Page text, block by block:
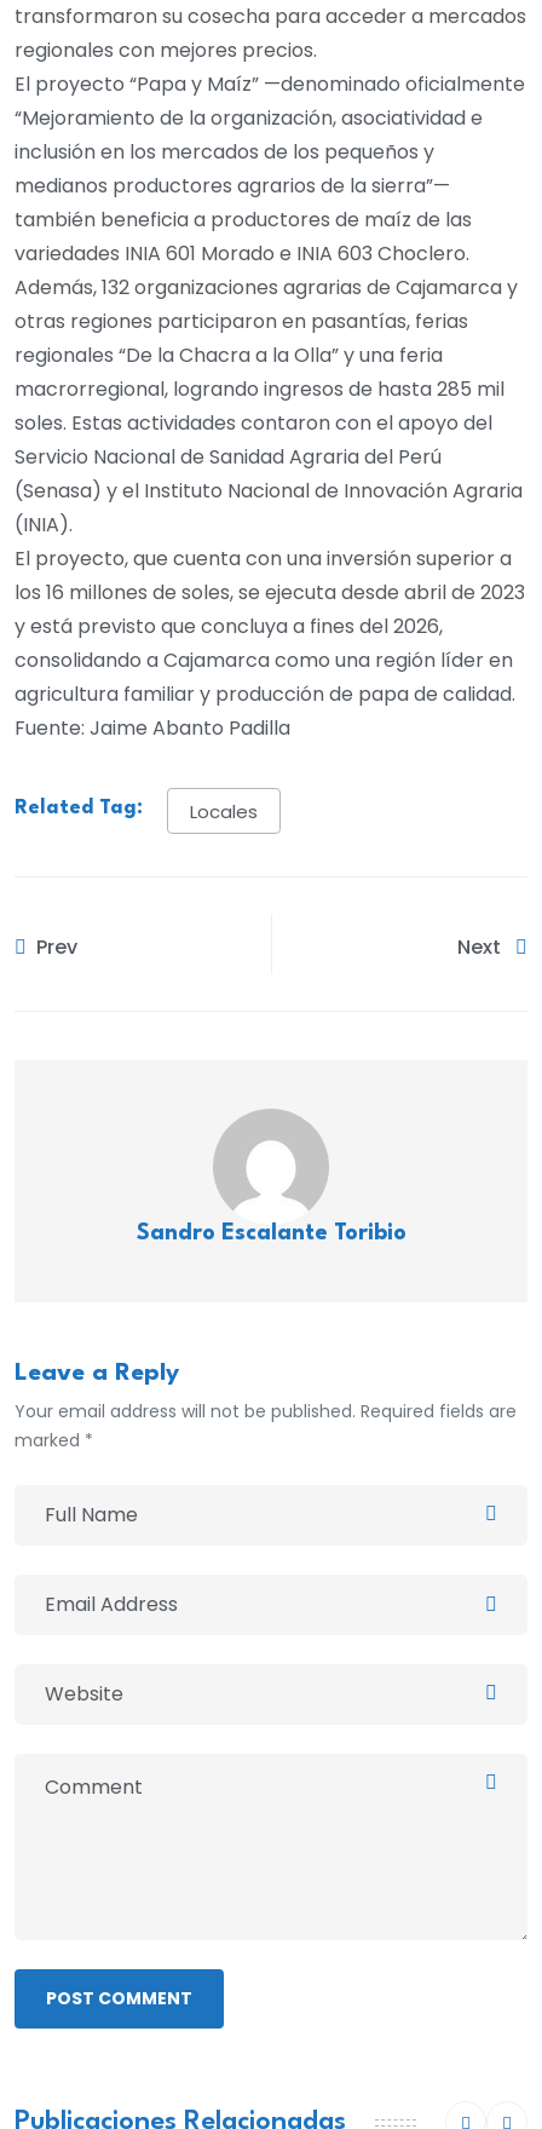
transformaron su cosecha para acceder a mercados
regionales con mejores precios.
El proyecto “Papa y Maíz” —denominado oficialmente
“Mejoramiento de la organización, asociatividad e
inclusión en los mercados de los pequeños y
medianos productores agrarios de la sierra”—
también beneficia a productores de maíz de las
variedades INIA 601 Morado e INIA 603 Choclero.
Además, 132 organizaciones agrarias de Cajamarca y
otras regiones participaron en pasantías, ferias
regionales “De la Chacra a la Olla” y una feria
macrorregional, logrando ingresos de hasta 285 mil
soles. Estas actividades contaron con el apoyo del
Servicio Nacional de Sanidad Agraria del Perú
(Senasa) y el Instituto Nacional de Innovación Agraria
(INIA).
El proyecto, que cuenta con una inversión superior a
los 16 millones de soles, se ejecuta desde abril de 2023
y está previsto que concluya a fines del 2026,
consolidando a Cajamarca como una región líder en
agricultura familiar y producción de papa de calidad.
Fuente: Jaime Abanto Padilla
Related Tag: Locales
Prev Next
Sandro Escalante Toribio
Leave a Reply
Your email address will not be published. Required fields are
marked *
POST COMMENT
Publicaciones Relacionadas